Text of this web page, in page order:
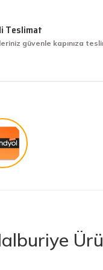
Teslimat
güvenle kapınıza